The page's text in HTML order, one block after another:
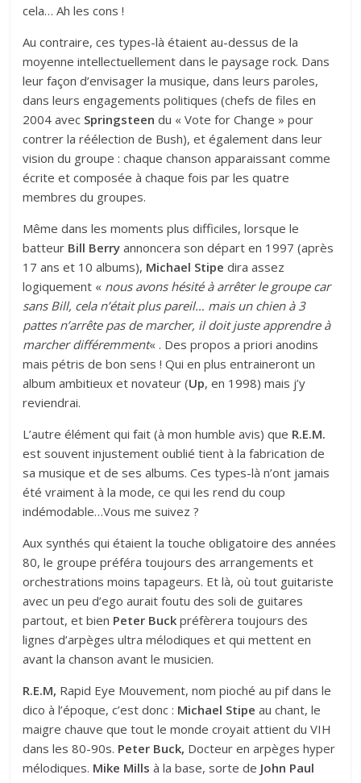
cela… Ah les cons !
Au contraire, ces types-là étaient au-dessus de la
moyenne intellectuellement dans le paysage rock. Dans
leur façon d’envisager la musique, dans leurs paroles,
dans leurs engagements politiques (chefs de files en
2004 avec Springsteen du « Vote for Change » pour
contrer la réélection de Bush), et également dans leur
vision du groupe : chaque chanson apparaissant comme
écrite et composée à chaque fois par les quatre
membres du groupes.
Même dans les moments plus difficiles, lorsque le
batteur Bill Berry annoncera son départ en 1997 (après
17 ans et 10 albums), Michael Stipe dira assez
logiquement « nous avons hésité à arrêter le groupe car
sans Bill, cela n’était plus pareil… mais un chien à 3
pattes n’arrête pas de marcher, il doit juste apprendre à
marcher différemment« . Des propos a priori anodins
mais pétris de bon sens ! Qui en plus entraineront un
album ambitieux et novateur (Up, en 1998) mais j’y
reviendrai.
L’autre élément qui fait (à mon humble avis) que R.E.M.
est souvent injustement oublié tient à la fabrication de
sa musique et de ses albums. Ces types-là n’ont jamais
été vraiment à la mode, ce qui les rend du coup
indémodable…Vous me suivez ?
Aux synthés qui étaient la touche obligatoire des années
80, le groupe préféra toujours des arrangements et
orchestrations moins tapageurs. Et là, où tout guitariste
avec un peu d’ego aurait foutu des soli de guitares
partout, et bien Peter Buck préfèrera toujours des
lignes d’arpèges ultra mélodiques et qui mettent en
avant la chanson avant le musicien.
R.E.M, Rapid Eye Mouvement, nom pioché au pif dans le
dico à l’époque, c’est donc : Michael Stipe au chant, le
maigre chauve que tout le monde croyait attient du VIH
dans les 80-90s. Peter Buck, Docteur en arpèges hyper
mélodiques. Mike Mills à la base, sorte de John Paul